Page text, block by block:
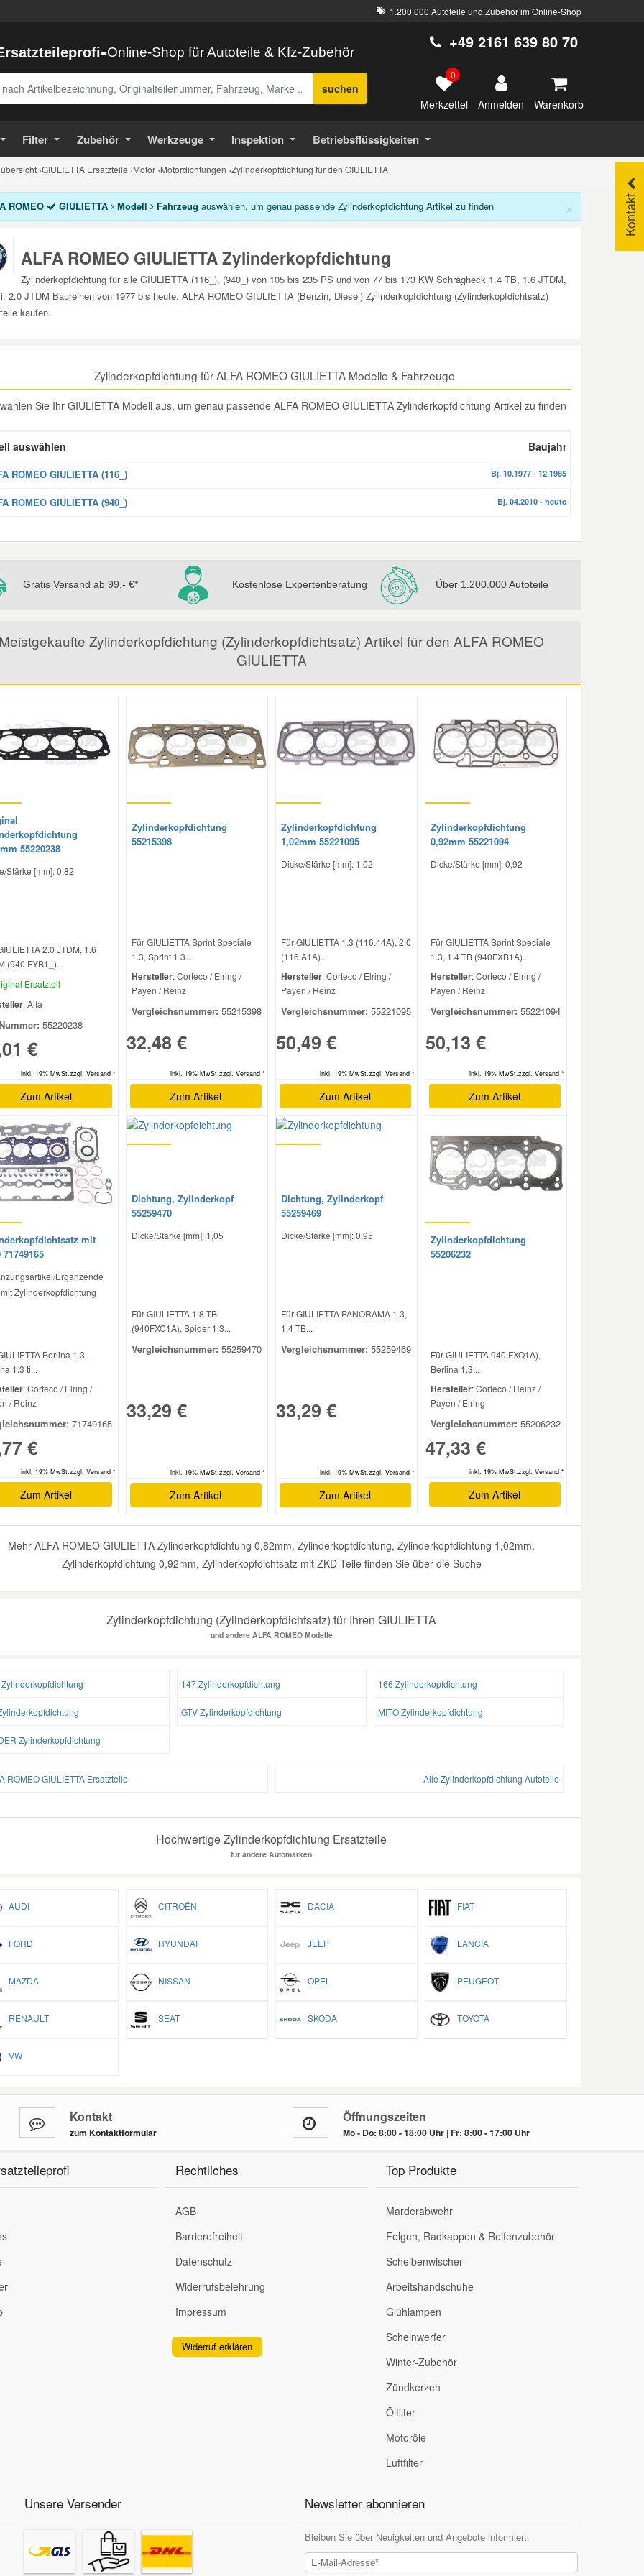
1.200.000 Autoteile und Zubehör im Online-Shop
-Online-Shop für Autoteile & Kfz-Zubehör
suchen
+49 2161 639 80 70
0
Merkzettel Anmelden Warenkorb
Filter Zubehör Werkzeuge Inspektion Betriebsflüssigkeiten
›GIULIETTA Ersatzteile ›Motor ›Motordichtungen ›Zylinderkopfdichtung für den GIULIETTA
Kontakt
×
ROMEO GIULIETTA Modell Fahrzeug auswählen, um genau passende Zylinderkopfdichtung Artikel zu finden
ALFA ROMEO GIULIETTA Zylinderkopfdichtung
Zylinderkopfdichtung für alle GIULIETTA (116_), (940_) von 105 bis 235 PS und von 77 bis 173 KW Schrägheck 1.4 TB, 1.6 JTDM,
2.0 JTDM Baureihen von 1977 bis heute. ALFA ROMEO GIULIETTA (Benzin, Diesel) Zylinderkopfdichtung (Zylinderkopfdichtsatz)
kaufen.
Zylinderkopfdichtung für ALFA ROMEO GIULIETTA Modelle & Fahrzeuge
Sie Ihr GIULIETTA Modell aus, um genau passende ALFA ROMEO GIULIETTA Zylinderkopfdichtung Artikel zu finden
auswählen Baujahr
ROMEO GIULIETTA (116_) Bj. 10.1977 - 12.1985
ROMEO GIULIETTA (940_) Bj. 04.2010 - heute
Gratis Versand ab 99,- €* Kostenlose Expertenberatung Über 1.200.000 Autoteile
Meistgekaufte Zylinderkopfdichtung (Zylinderkopfdichtsatz) Artikel für den ALFA ROMEO
GIULIETTA
55220238
Stärke [mm]: 0,82
2.0 JTDM, 1.6
(940.FYB1_)...
Ersatzteil
: Alfa
55220238
€
inkl. 19% MwSt.zzgl. Versand *
Zum Artikel
Zylinderkopfdichtung
55215398
Für GIULIETTA Sprint Speciale
1.3, Sprint 1.3...
Hersteller: Corteco / Elring /
Payen / Reinz
Vergleichsnummer: 55215398
32,48 €
inkl. 19% MwSt.zzgl. Versand *
Zum Artikel
Zylinderkopfdichtung
1,02mm 55221095
Dicke/Stärke [mm]: 1,02
Für GIULIETTA 1.3 (116.44A), 2.0
(116.A1A)...
Hersteller: Corteco / Elring /
Payen / Reinz
Vergleichsnummer: 55221095
50,49 €
inkl. 19% MwSt.zzgl. Versand *
Zum Artikel
Zylinderkopfdichtung
0,92mm 55221094
Dicke/Stärke [mm]: 0,92
Für GIULIETTA Sprint Speciale
1.3, 1.4 TB (940FXB1A)...
Hersteller: Corteco / Elring /
Payen / Reinz
Vergleichsnummer: 55221094
50,13 €
inkl. 19% MwSt.zzgl. Versand *
Zum Artikel
mit
71749165
Ergänzende
Zylinderkopfdichtung
Berlina 1.3,
1.3 ti...
: Corteco / Elring /
/ Reinz
71749165
€
inkl. 19% MwSt.zzgl. Versand *
Zum Artikel
Dichtung, Zylinderkopf
55259470
Dicke/Stärke [mm]: 1,05
Für GIULIETTA 1.8 TBi
(940FXC1A), Spider 1.3...
Vergleichsnummer: 55259470
33,29 €
inkl. 19% MwSt.zzgl. Versand *
Zum Artikel
Dichtung, Zylinderkopf
55259469
Dicke/Stärke [mm]: 0,95
Für GIULIETTA PANORAMA 1.3,
1.4 TB...
Vergleichsnummer: 55259469
33,29 €
inkl. 19% MwSt.zzgl. Versand *
Zum Artikel
Zylinderkopfdichtung
55206232
Für GIULIETTA 940.FXQ1A),
Berlina 1.3...
Hersteller: Corteco / Reinz /
Payen / Elring
Vergleichsnummer: 55206232
47,33 €
inkl. 19% MwSt.zzgl. Versand *
Zum Artikel
Mehr ALFA ROMEO GIULIETTA Zylinderkopfdichtung 0,82mm, Zylinderkopfdichtung, Zylinderkopfdichtung 1,02mm,
Zylinderkopfdichtung 0,92mm, Zylinderkopfdichtsatz mit ZKD Teile finden Sie über die Suche
Zylinderkopfdichtung (Zylinderkopfdichtsatz) für Ihren GIULIETTA
und andere ALFA ROMEO Modelle
147 Zylinderkopfdichtung 166 Zylinderkopfdichtung
GTV Zylinderkopfdichtung MITO Zylinderkopfdichtung
Zylinderkopfdichtung
ROMEO GIULIETTA Ersatzteile Alle Zylinderkopfdichtung Autoteile
Hochwertige Zylinderkopfdichtung Ersatzteile
für andere Automarken
AUDI CITROËN DACIA FIAT
FORD HYUNDAI JEEP LANCIA
MAZDA NISSAN OPEL PEUGEOT
RENAULT SEAT SKODA TOYOTA
VW
Kontakt
zum Kontaktformular
Öffnungszeiten
Mo - Do: 8:00 - 18:00 Uhr | Fr: 8:00 - 17:00 Uhr
Rechtliches
AGB
Barrierefreiheit
Datenschutz
Widerrufsbelehrung
Impressum
Widerruf erklären
Top Produkte
Marderabwehr
Felgen, Radkappen & Reifenzubehör
Scheibenwischer
Arbeitshandschuhe
Glühlampen
Scheinwerfer
Winter-Zubehör
Zündkerzen
Ölfilter
Motoröle
Luftfilter
Unsere Versender Newsletter abonnieren
Bleiben Sie über Neuigkeiten und Angebote informiert.